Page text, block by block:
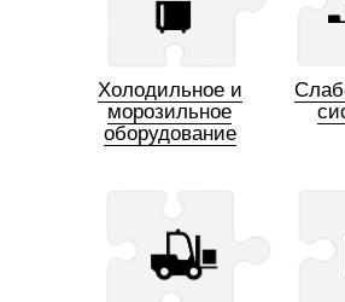
Холодильное и
морозильное
оборудование